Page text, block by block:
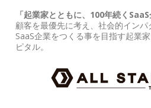
「起業家とともに、100年続くSaaS
顧客を最優先に考え、社会的イン
SaaS企業をつくる事を目指す起業
ピタル。